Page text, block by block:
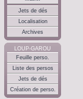
Jets de dés
Localisation
Archives
LOUP-GAROU
Feuille perso.
Liste des persos
Jets de dés
Création de perso.